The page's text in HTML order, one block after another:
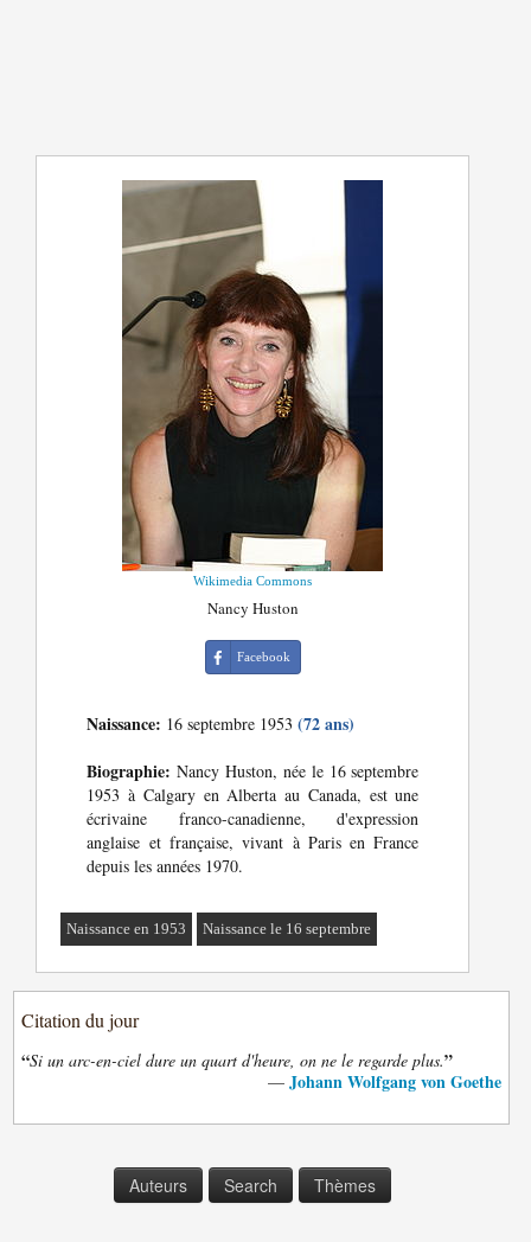
Wikimedia Commons
Nancy Huston
Facebook
Naissance: 16 septembre 1953(72 ans)
Biographie: Nancy Huston, née le 16 septembre
1953 à Calgary en Alberta au Canada, est une
écrivaine franco-canadienne, d'expression
anglaise et française, vivant à Paris en France
depuis les années 1970.
Naissance en 1953 Naissance le 16 septembre
Citation du jour
“Si un arc-en-ciel dure un quart d'heure, on ne le regarde plus.”
— Johann Wolfgang von Goethe
Auteurs Search Thèmes